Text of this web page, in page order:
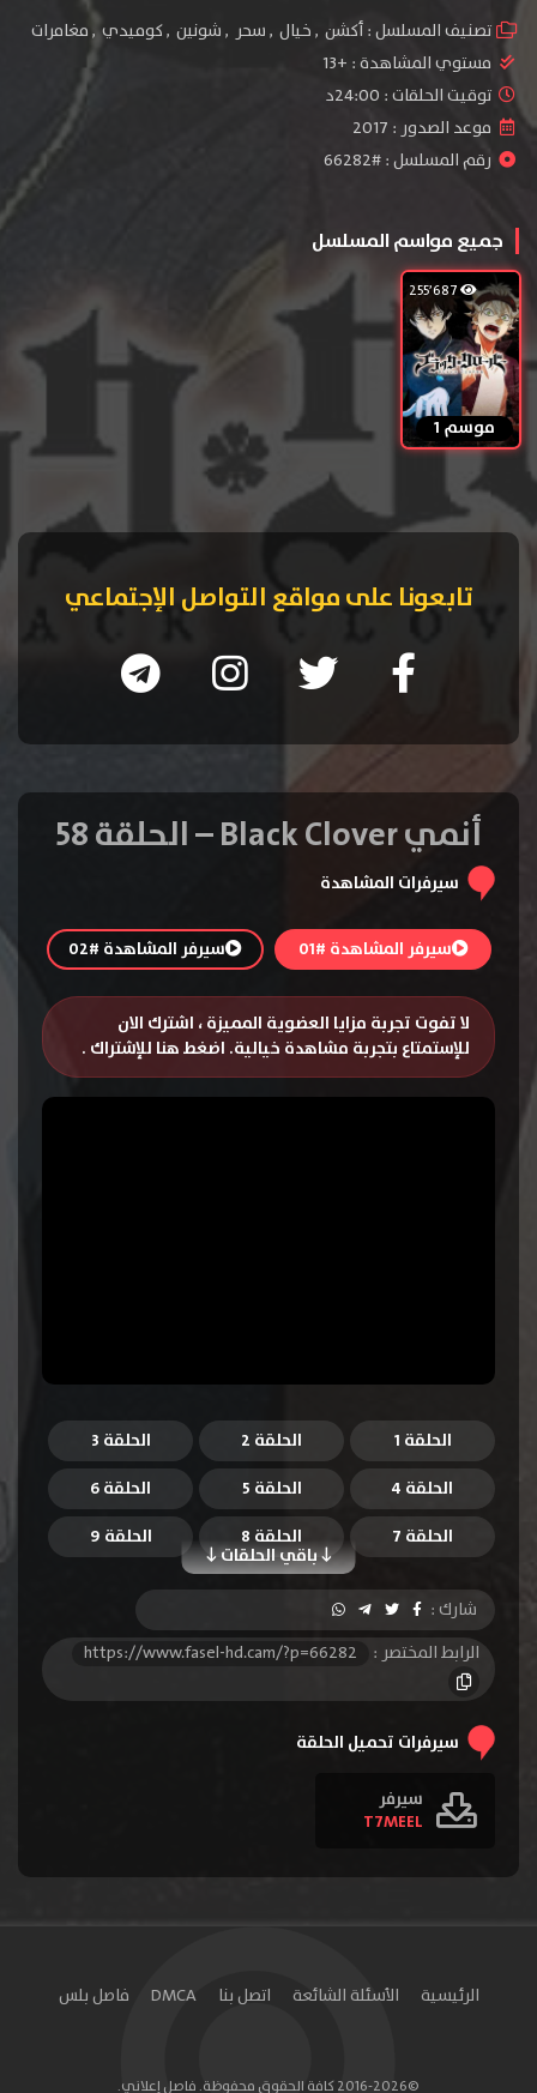
تصنيف المسلسل :أكشن ,خيال ,سحر ,شونين ,كوميدي ,مغامرات
مستوي المشاهدة : +13
توقيت الحلقات : 24:00د
موعد الصدور : 2017
رقم المسلسل : #66282
جميع مواسم المسلسل
موسم 1
تابعونا على مواقع التواصل الإجتماعي
أنمي Black Clover – الحلقة 58
سيرفرات المشاهدة
سيرفر المشاهدة #01 سيرفر المشاهدة #02
لا تفوت تجربة مزايا العضوية المميزة ، اشترك الان
للإستمتاع بتجربة مشاهدة خيالية. اضغط هنا للإشتراك .
الحلقة 1 الحلقة 2
الحلقة 3
الحلقة 4
الحلقة 5 الحلقة 6
باقي الحلقات
الحلقة 7 الحلقة 8
الحلقة 9
الحلقة 10
الحلقة 11
الحلقة 12
الحلقة 13
الحلقة 14
الحلقة 15
الحلقة 25
الحلقة 29
شارك :
الرابط المختصر :
https://www.fasel-hd.cam/?p=66282
سيرفرات تحميل الحلقة
سيرفر
T7MEEL
الرئيسية الأسئلة الشائعة اتصل بنا DMCA فاصل بلس
©2016-2026 كافة الحقوق محفوظة. فاصل إعلاني.